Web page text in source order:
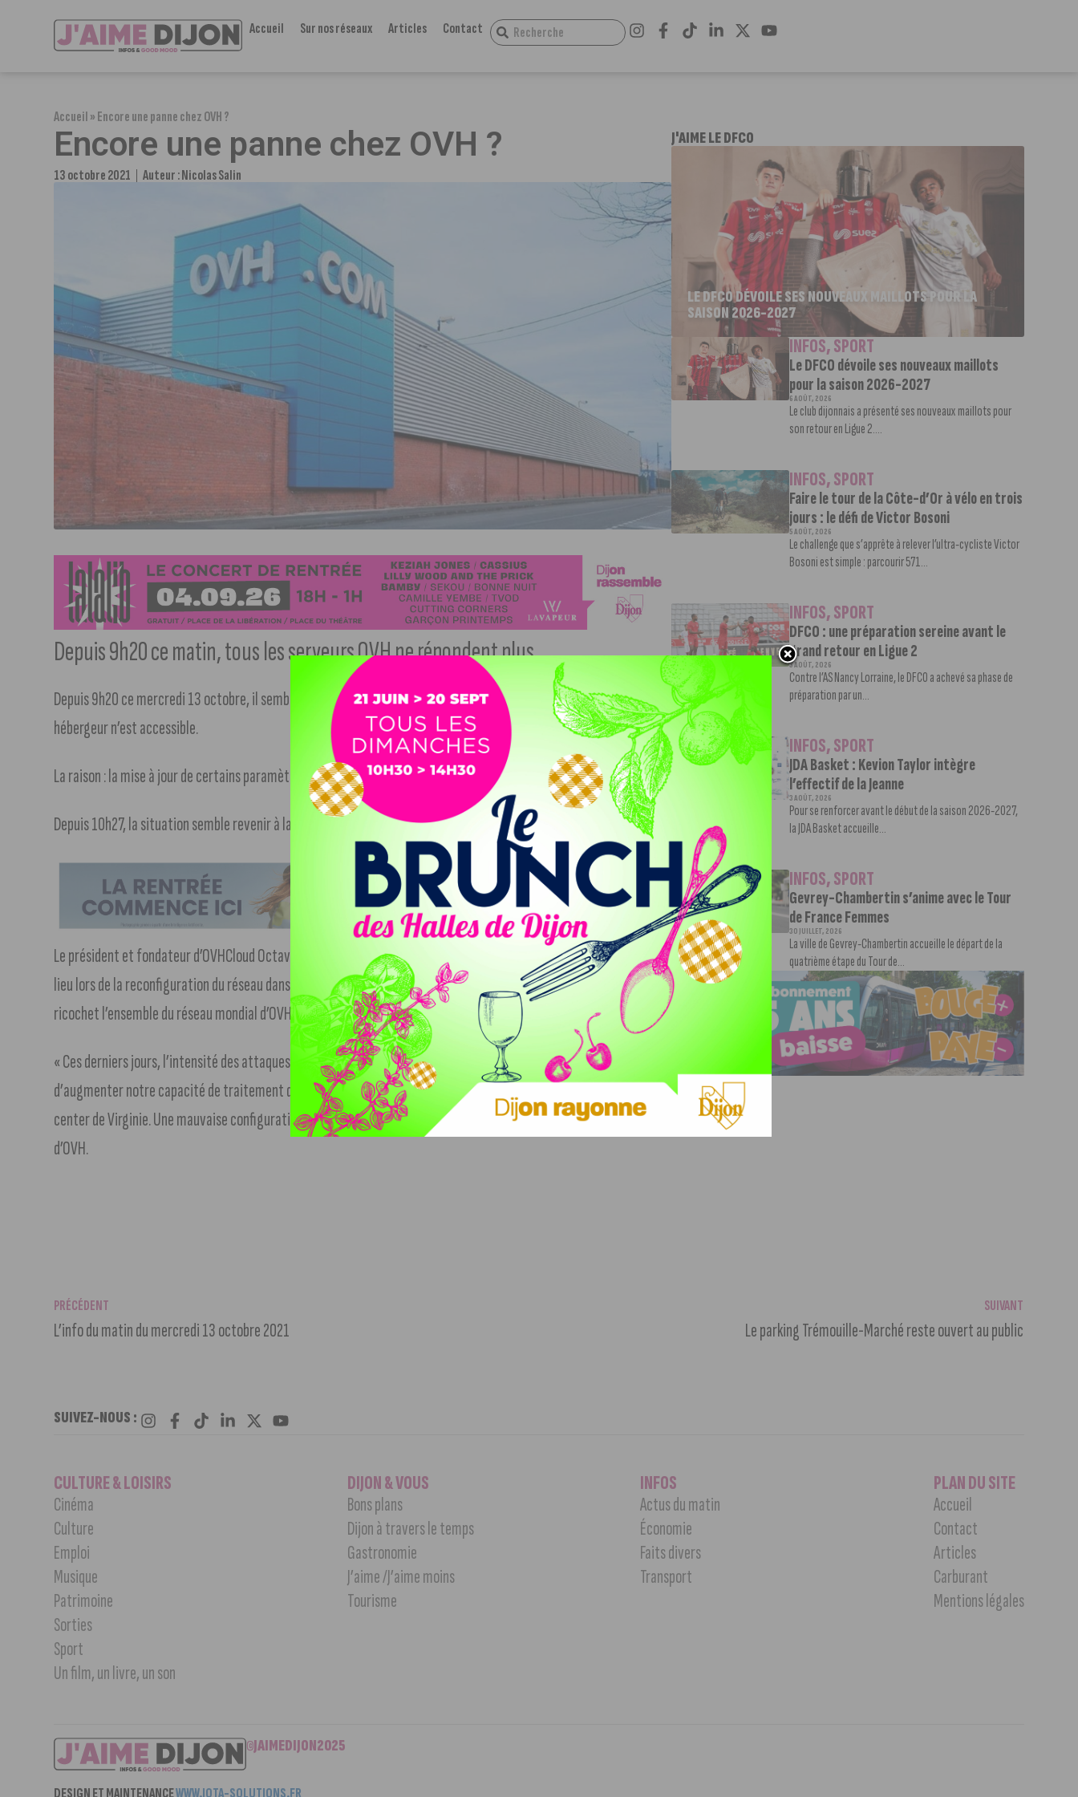
Accueil Sur nos réseaux Articles Contact
Accueil»Encore une panne chez OVH ?
Encore une panne chez OVH ?
13 octobre 2021 Auteur :Nicolas Salin
Depuis 9h20 ce matin, tous les serveurs OVH ne répondent plus.
Depuis 9h20 ce mercredi 13 octobre, il semblerait que OVH rencontre un problème : aucun site ou serveur de cet
hébergeur n’est accessible.
La raison : la mise à jour de certains paramètres qui aurait impacté la totalité du réseau OVH.
Depuis 10h27, la situation semble revenir à la normale.
Le président et fondateur d’OVHCloud Octave Klaba a tweeté à 10 heures et indique une erreur humaine ayant eu
lieu lors de la reconfiguration du réseau dans un data-center basé aux Etats-Unis. Le problème a donc impacté par
ricochet l’ensemble du réseau mondial d’OVH.
« Ces derniers jours, l’intensité des attaques par déni de service a beaucoup augmenté. Nous avons décidé
d’augmenter notre capacité de traitement de DDoS en ajoutant de nouvelles infrastructures dans notre data
center de Virginie. Une mauvaise configuration du routeur a provoqué la panne du network », explique le patron
d’OVH.
J'AIME LE DFCO
LE DFCO DÉVOILE SES NOUVEAUX MAILLOTS POUR LA
SAISON 2026-2027
INFOS,SPORT
Le DFCO dévoile ses nouveaux maillots
pour la saison 2026-2027
6 AOÛT, 2026
Le club dijonnais a présenté ses nouveaux maillots pour
son retour en Ligue 2....
INFOS,SPORT
Faire le tour de la Côte-d’Or à vélo en trois
jours : le défi de Victor Bosoni
5 AOÛT, 2026
Le challenge que s’apprête à relever l’ultra-cycliste Victor
Bosoni est simple : parcourir 571...
INFOS,SPORT
DFCO : une préparation sereine avant le
grand retour en Ligue 2
3 AOÛT, 2026
Contre l’AS Nancy Lorraine, le DFCO a achevé sa phase de
préparation par un...
INFOS,SPORT
JDA Basket : Kevion Taylor intègre
l’effectif de la Jeanne
3 AOÛT, 2026
Pour se renforcer avant le début de la saison 2026-2027,
la JDA Basket accueille...
INFOS,SPORT
Gevrey-Chambertin s’anime avec le Tour
de France Femmes
30 JUILLET, 2026
La ville de Gevrey-Chambertin accueille le départ de la
quatrième étape du Tour de...
PRÉCÉDENT
L’info du matin du mercredi 13 octobre 2021
SUIVANT
Le parking Trémouille-Marché reste ouvert au public
SUIVEZ-NOUS :
CULTURE & LOISIRS
Cinéma
Culture
Emploi
Musique
Patrimoine
Sorties
Sport
Un film, un livre, un son
DIJON & VOUS
Bons plans
Dijon à travers le temps
Gastronomie
J’aime /J’aime moins
Tourisme
INFOS
Actus du matin
Économie
Faits divers
Transport
PLAN DU SITE
Accueil
Contact
Articles
Carburant
Mentions légales
©JAIMEDIJON2025
DESIGN ET MAINTENANCEWWW.IOTA-SOLUTIONS.FR